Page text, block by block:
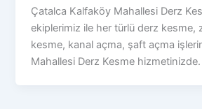
Çatalca Kalfaköy Mahallesi Derz
ekiplerimiz ile her türlü derz kesme,
kesme, kanal açma, şaft açma
Mahallesi Derz Kesme